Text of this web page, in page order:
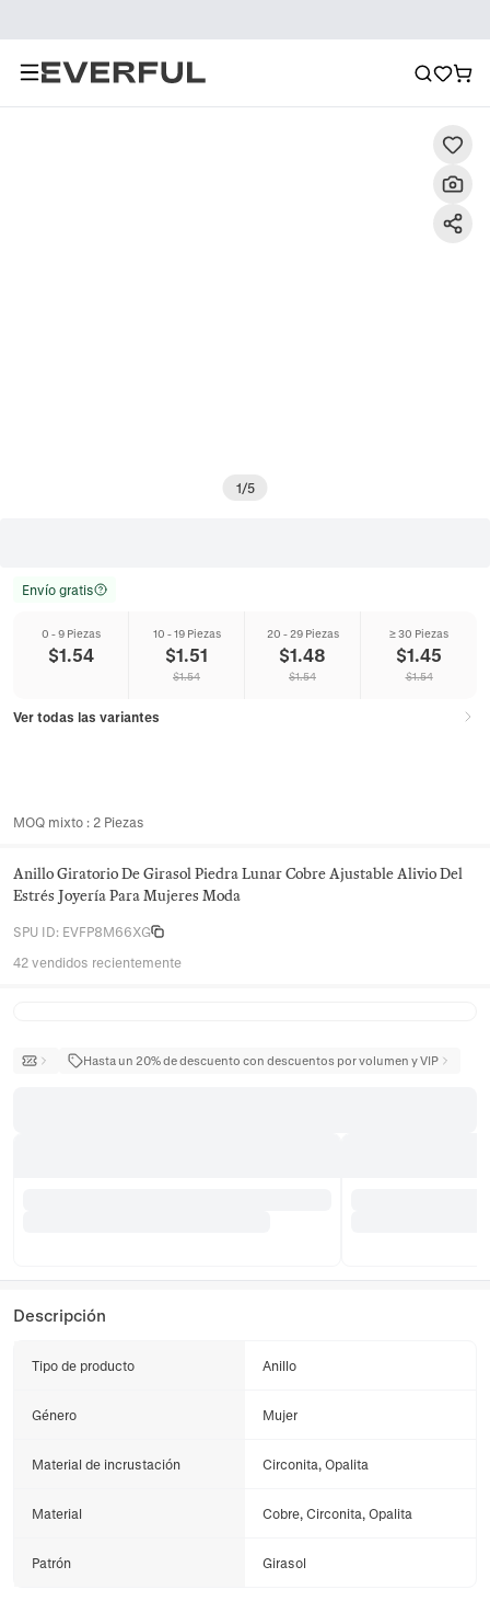
1/5
Envío gratis
0 - 9 Piezas
$1.54
10 - 19 Piezas
$1.51
$1.54
20 - 29 Piezas
$1.48
$1.54
≥ 30 Piezas
$1.45
$1.54
Ver todas las variantes
MOQ mixto : 2 Piezas
Anillo Giratorio De Girasol Piedra Lunar Cobre Ajustable Alivio Del
Estrés Joyería Para Mujeres Moda
SPU ID: EVFP8M66XG
42 vendidos recientemente
Hasta un 20% de descuento con descuentos por volumen y VIP
Descripción
Tipo de producto Anillo
Género Mujer
Material de incrustación Circonita, Opalita
Material Cobre, Circonita, Opalita
Patrón Girasol